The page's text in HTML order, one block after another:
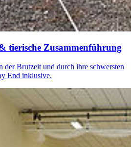
tierische Zusam­menführung
der Brutzeit und durch ihre schwersten
End inklusive.